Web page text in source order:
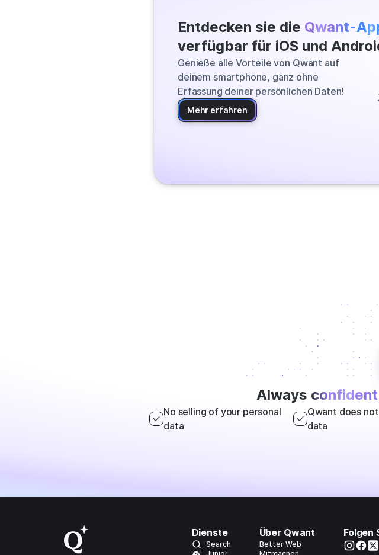
Entdecken sie die Qwant-
verfügbar für iOS und
Genieße alle Vorteile von Qwant auf
deinem smartphone, ganz ohne
Erfassung deiner persönlichen Daten!
Mehr erfahren
Try it now
Qwant finds the most relevant information
the web and delivers a clear answer in
Always
No selling of your personal
data
Qwant does
data
Dienste
Search
Über Qwant
Better Web
Folgen